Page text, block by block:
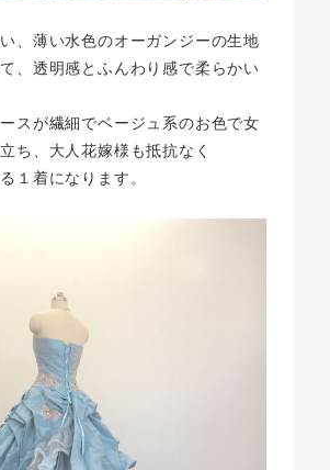
、薄い水色のオーガンジーの生地
、透明感とふんわり感で柔らかい
スが繊細でベージュ系のお色で女
ち、大人花嫁様も抵抗なく
１着になります。